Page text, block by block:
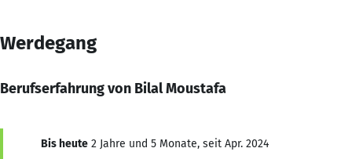
Werdegang
Berufserfahrung von Bilal Moustafa
Bis heute 2 Jahre und 5 Monate, seit Apr. 2024